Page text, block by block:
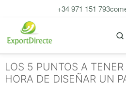
contenido
+34 971 151 793
LOS 5 PUNTOS A
HORA DE DISEÑAR UN